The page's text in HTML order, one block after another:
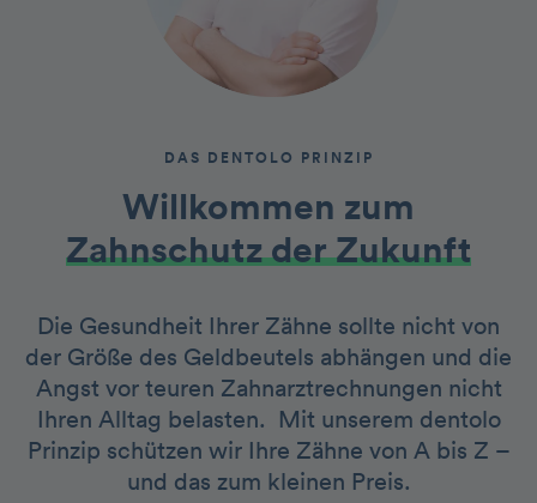
DAS DENTOLO PRINZIP
Willkommen zum
Zahnschutz der Zukunft
Die Gesundheit Ihrer Zähne sollte nicht von
der Größe des Geldbeutels abhängen und die
Angst vor teuren Zahnarztrechnungen nicht
Ihren Alltag belasten. Mit unserem dentolo
Prinzip schützen wir Ihre Zähne von A bis Z –
und das zum kleinen Preis.